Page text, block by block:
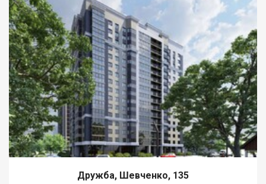
Дружба, Шевченко, 135